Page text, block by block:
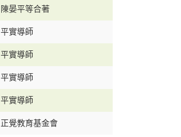
陳晏平等合著
平實導師
平實導師
平實導師
平實導師
正覺教育基金會